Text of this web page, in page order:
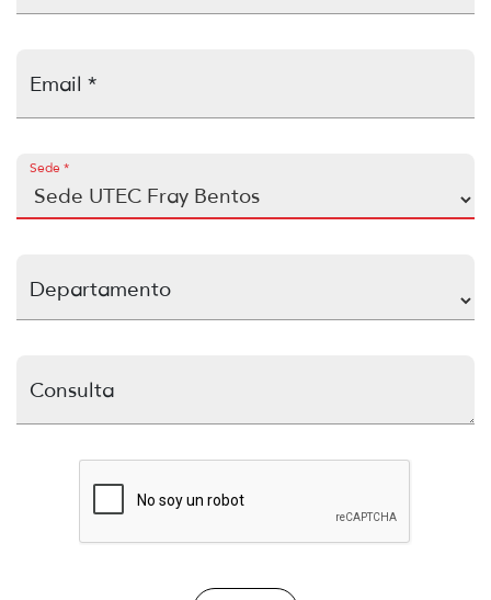
Email *
Sede *
Departamento
Consulta